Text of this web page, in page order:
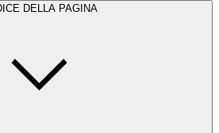
DELLA PAGINA